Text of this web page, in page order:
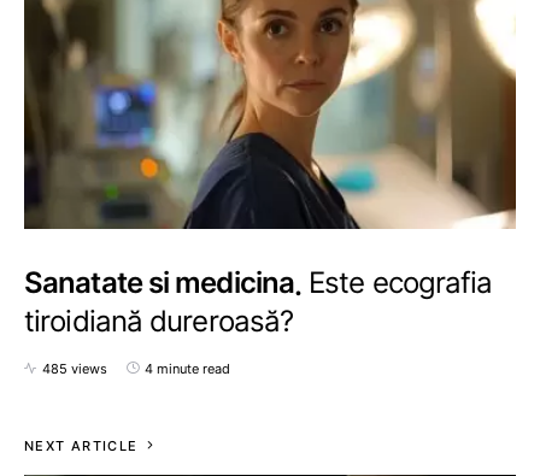
Sanatate si medicina Este ecografia
tiroidiană dureroasă?
485 views 4 minute read
NEXT ARTICLE